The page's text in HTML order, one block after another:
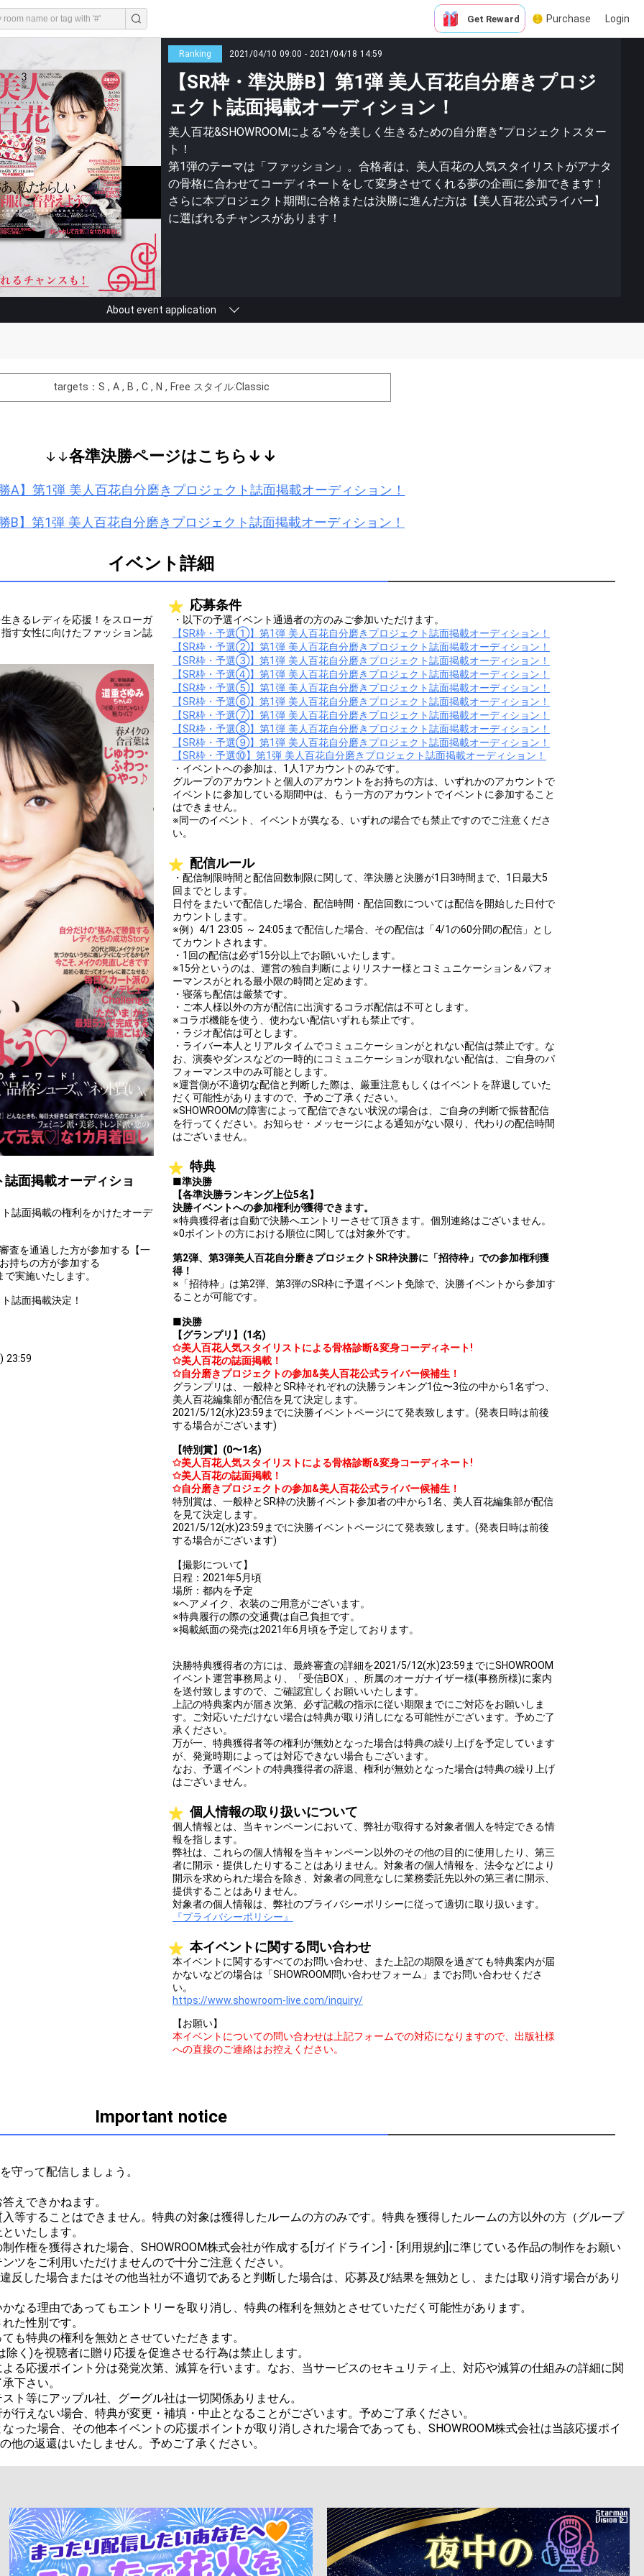
Get Reward Purchase Login
Ranking 2021/04/10 09:00 - 2021/04/18 14:59
【SR枠・準決勝B】第1弾 美人百花自分磨きプロジ
ェクト誌面掲載オーディション！
美人百花&SHOWROOMによる”今を美しく生きるための自分磨き”プロジェクトスター
ト！
第1弾のテーマは「ファッション」。合格者は、美人百花の人気スタイリストがアナタ
の骨格に合わせてコーディネートをして変身させてくれる夢の企画に参加できます！
さらに本プロジェクト期間に合格または決勝に進んだ方は【美人百花公式ライバー】
に選ばれるチャンスがあります！
About event application
the performer's
targets：S , A , B , C , N , Free スタイル:Classic
↓↓各準決勝ページはこちら↓↓
A】第1弾 美人百花自分磨きプロジェクト誌面掲載オーディション！
B】第1弾 美人百花自分磨きプロジェクト誌面掲載オーディション！
イベント詳細
きるレディを応援！をスローガ
す女性に向けたファッション誌
面掲載オーディショ
誌面掲載の権利をかけたオーデ
査を通過した方が参加する【一
持ちの方が参加する
実施いたします。
誌面掲載決定！
23:59
応募条件
・以下の予選イベント通過者の方のみご参加いただけます。
【SR枠・予選①】第1弾 美人百花自分磨きプロジェクト誌面掲載オーディション！
【SR枠・予選②】第1弾 美人百花自分磨きプロジェクト誌面掲載オーディション！
【SR枠・予選③】第1弾 美人百花自分磨きプロジェクト誌面掲載オーディション！
【SR枠・予選④】第1弾 美人百花自分磨きプロジェクト誌面掲載オーディション！
【SR枠・予選⑤】第1弾 美人百花自分磨きプロジェクト誌面掲載オーディション！
【SR枠・予選⑥】第1弾 美人百花自分磨きプロジェクト誌面掲載オーディション！
【SR枠・予選⑦】第1弾 美人百花自分磨きプロジェクト誌面掲載オーディション！
【SR枠・予選⑧】第1弾 美人百花自分磨きプロジェクト誌面掲載オーディション！
【SR枠・予選⑨】第1弾 美人百花自分磨きプロジェクト誌面掲載オーディション！
【SR枠・予選⑩】第1弾 美人百花自分磨きプロジェクト誌面掲載オーディション！
・イベントへの参加は、1人1アカウントのみです。
グループのアカウントと個人のアカウントをお持ちの方は、いずれかのアカウントで
イベントに参加している期間中は、もう一方のアカウントでイベントに参加すること
はできません。
※同一のイベント、イベントが異なる、いずれの場合でも禁止ですのでご注意くださ
い。
配信ルール
・配信制限時間と配信回数制限に関して、準決勝と決勝が1日3時間まで、1日最大5
回までとします。
日付をまたいで配信した場合、配信時間・配信回数については配信を開始した日付で
カウントします。
※例）4/1 23:05 ～ 24:05まで配信した場合、その配信は「4/1の60分間の配信」とし
てカウントされます。
・1回の配信は必ず15分以上でお願いいたします。
※15分というのは、運営の独自判断によりリスナー様とコミュニケーション＆パフォ
ーマンスがとれる最小限の時間と定めます。
・寝落ち配信は厳禁です。
・ご本人様以外の方が配信に出演するコラボ配信は不可とします。
※コラボ機能を使う、使わない配信いずれも禁止です。
・ラジオ配信は可とします。
・ライバー本人とリアルタイムでコミュニケーションがとれない配信は禁止です。な
お、演奏やダンスなどの一時的にコミュニケーションが取れない配信は、ご自身のパ
フォーマンス中のみ可能とします。
※運営側が不適切な配信と判断した際は、厳重注意もしくはイベントを辞退していた
だく可能性がありますので、予めご了承ください。
※SHOWROOMの障害によって配信できない状況の場合は、ご自身の判断で振替配信
を行ってください。お知らせ・メッセージによる通知がない限り、代わりの配信時間
はございません。
特典
■準決勝
【各準決勝ランキング上位5名】
決勝イベントへの参加権利が獲得できます。
※特典獲得者は自動で決勝へエントリーさせて頂きます。個別連絡はございません。
※0ポイントの方における順位に関しては対象外です。
第2弾、第3弾美人百花自分磨きプロジェクトSR枠決勝に「招待枠」での参加権利獲
得！
※「招待枠」は第2弾、第3弾のSR枠に予選イベント免除で、決勝イベントから参加す
ることが可能です。
■決勝
【グランプリ】(1名)
✩美人百花人気スタイリストによる骨格診断&変身コーディネート!
✩美人百花の誌面掲載！
✩自分磨きプロジェクトの参加&美人百花公式ライバー候補生！
グランプリは、一般枠とSR枠それぞれの決勝ランキング1位〜3位の中から1名ずつ、
美人百花編集部が配信を見て決定します。
2021/5/12(水)23:59までに決勝イベントページにて発表致します。(発表日時は前後
する場合がございます)
【特別賞】(0〜1名)
✩美人百花人気スタイリストによる骨格診断&変身コーディネート!
✩美人百花の誌面掲載！
✩自分磨きプロジェクトの参加&美人百花公式ライバー候補生！
特別賞は、一般枠とSR枠の決勝イベント参加者の中から1名、美人百花編集部が配信
を見て決定します。
2021/5/12(水)23:59までに決勝イベントページにて発表致します。(発表日時は前後
する場合がございます)
【撮影について】
日程：2021年5月頃
場所：都内を予定
※ヘアメイク、衣装のご用意がございます。
※特典履行の際の交通費は自己負担です。
※掲載紙面の発売は2021年6月頃を予定しております。
決勝特典獲得者の方には、最終審査の詳細を2021/5/12(水)23:59までにSHOWROOM
イベント運営事務局より、「受信BOX」、所属のオーガナイザー様(事務所様)に案内
を送付致しますので、ご確認宜しくお願いいたします。
上記の特典案内が届き次第、必ず記載の指示に従い期限までにご対応をお願いしま
す。ご対応いただけない場合は特典が取り消しになる可能性がございます。予めご了
承ください。
万が一、特典獲得者等の権利が無効となった場合は特典の繰り上げを予定しています
が、発覚時期によっては対応できない場合もございます。
なお、予選イベントの特典獲得者の辞退、権利が無効となった場合は特典の繰り上げ
はございません。
個人情報の取り扱いについて
個人情報とは、当キャンペーンにおいて、弊社が取得する対象者個人を特定できる情
報を指します。
弊社は、これらの個人情報を当キャンペーン以外のその他の目的に使用したり、第三
者に開示・提供したりすることはありません。対象者の個人情報を、法令などにより
開示を求められた場合を除き、対象者の同意なしに業務委託先以外の第三者に開示、
提供することはありません。
対象者の個人情報は、弊社のプライバシーポリシーに従って適切に取り扱います。
『プライバシーポリシー』
本イベントに関する問い合わせ
本イベントに関するすべてのお問い合わせ、また上記の期限を過ぎても特典案内が届
かないなどの場合は「SHOWROOM問い合わせフォーム」までお問い合わせくださ
い。
https://www.showroom-live.com/inquiry/
【お願い】
本イベントについての問い合わせは上記フォームでの対応になりますので、出版社様
への直接のご連絡はお控えください。
Important notice
守って配信しましょう。
えできかねます。
等することはできません。特典の対象は獲得したルームの方のみです。特典を獲得したルームの方以外の方（グループ
いたします。
作権を獲得された場合、SHOWROOM株式会社が作成する[ガイドライン]・[利用規約]に準じている作品の制作をお願い
ツをご利用いただけませんので十分ご注意ください。
反した場合またはその他当社が不適切であると判断した場合は、応募及び結果を無効とし、または取り消す場合があり
なる理由であってもエントリーを取り消し、特典の権利を無効とさせていただく可能性があります。
た性別です。
も特典の権利を無効とさせていただきます。
く)を視聴者に贈り応援を促進させる行為は禁止します。
る応援ポイント分は発覚次第、減算を行います。なお、当サービスのセキュリティ上、対応や減算の仕組みの詳細に関
下さい。
ト等にアップル社、グーグル社は一切関係ありません。
行えない場合、特典が変更・補填・中止となることがございます。予めご了承ください。
った場合、その他本イベントの応援ポイントが取り消しされた場合であっても、SHOWROOM株式会社は当該応援ポイ
他の返還はいたしません。予めご了承ください。